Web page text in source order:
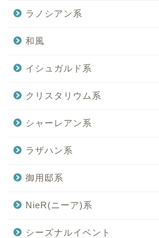
ラノシアン系
和風
イシュガルド系
クリスタリウム系
シャーレアン系
ラザハン系
御用邸系
NieR(ニーア)系
シーズナルイベント